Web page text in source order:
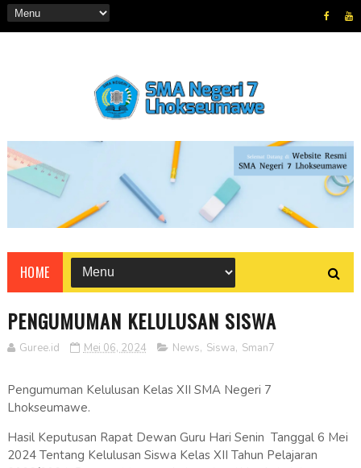
HOME
PENGUMUMAN KELULUSAN SISWA
Guree.id Mei 06, 2024 News, Siswa, Sman7
Pengumuman Kelulusan Kelas XII SMA Negeri 7
Lhokseumawe.
Hasil Keputusan Rapat Dewan Guru Hari Senin Tanggal 6 Mei
2024 Tentang Kelulusan Siswa Kelas XII Tahun Pelajaran